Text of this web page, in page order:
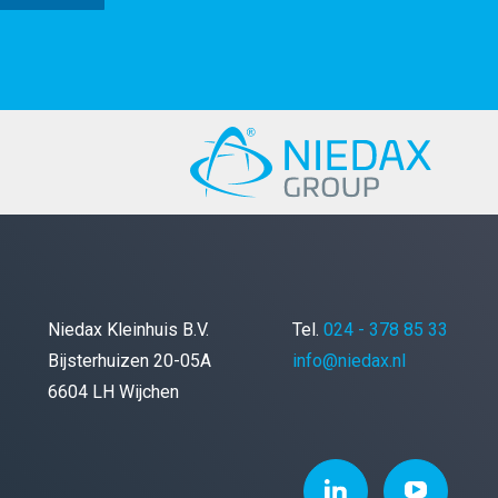
Niedax Kleinhuis B.V.
Bijsterhuizen 20-05A
6604 LH Wijchen
Tel. 024 - 378 85 33
info@niedax.nl